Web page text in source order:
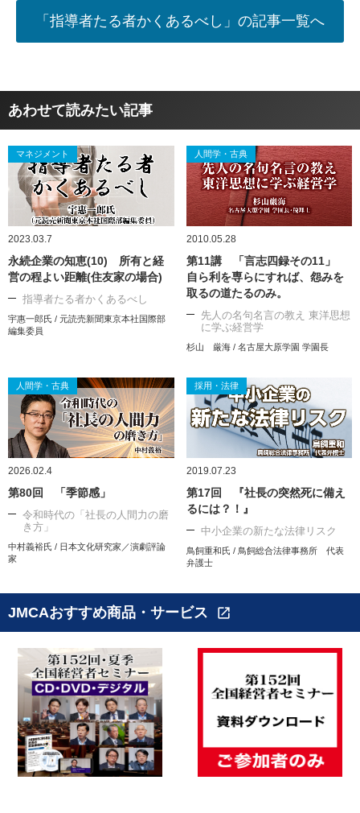
「指導者たる者かくあるべし」の記事一覧へ
あわせて読みたい記事
マネジメント
2023.03.7
永続企業の知恵(10) 所有と経
営の程よい距離(住友家の場合)
指導者たる者かくあるべし
宇惠一郎氏 / 元読売新聞東京本社国際部
編集委員
人間学・古典
2010.05.28
第11講 「言志四録その11」
自ら利を専らにすれば、怨みを
取るの道たるのみ。
先人の名句名言の教え 東洋思想
に学ぶ経営学
杉山 厳海 / 名古屋大原学園 学園長
人間学・古典
2026.02.4
第80回 「季節感」
令和時代の「社長の人間力の磨
き方」
中村義裕氏 / 日本文化研究家／演劇評論
家
採用・法律
2019.07.23
第17回 『社長の突然死に備え
るには？！』
中小企業の新たな法律リスク
鳥飼重和氏 / 鳥飼総合法律事務所 代表
弁護士
JMCAおすすめ商品・サービス open_in_new